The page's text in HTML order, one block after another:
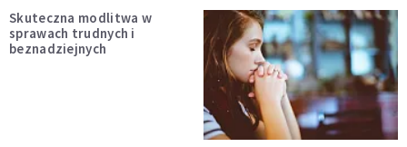
Skuteczna modlitwa w
sprawach trudnych i
beznadziejnych